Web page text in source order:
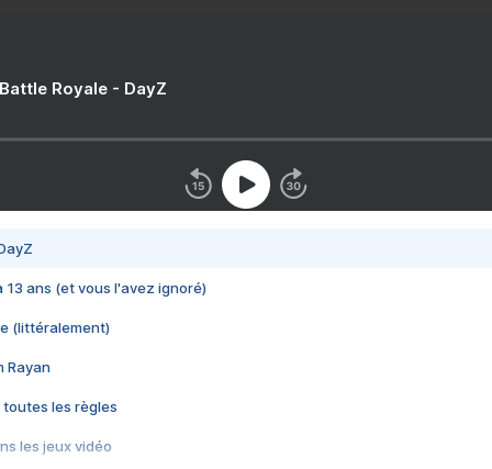
Royale - DayZ
13 ans (et vous l'avez ignoré)
(littéralement)
Rayan
toutes les règles
les jeux vidéo